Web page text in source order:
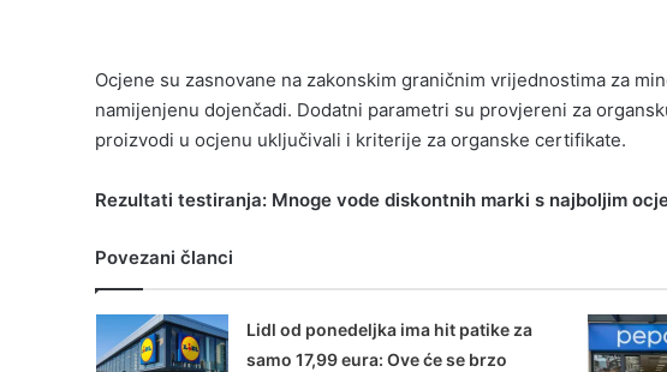
Ocjene su zasnovane na zakonskim graničnim vrijednostima za
namijenjenu dojenčadi. Dodatni parametri su provjereni za
proizvodi u ocjenu uključivali i kriterije za organske certifikate.
Rezultati testiranja: Mnoge vode diskontnih marki s najboljim
Povezani članci
Lidl od ponedeljka ima hit patike za
samo 17,99 eura: Ove će se brzo